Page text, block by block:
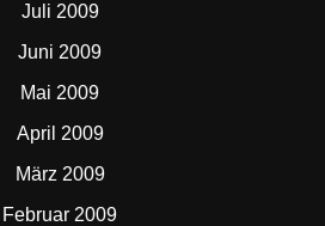
Juli 2009
Juni 2009
Mai 2009
April 2009
März 2009
Februar 2009